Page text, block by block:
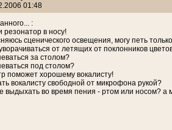
01:48
:
резонатор в носу!
сценического освещения, могу петь
от летящих от поклонников
за столом?
под столом?
поможет хорошему вокалисту!
вокалисту свободной от микрофона рукой?
выдыхать во время пения - ртом или носом?